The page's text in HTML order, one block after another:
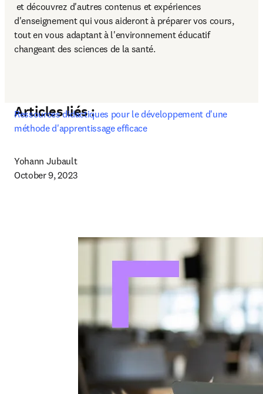
opens in new tab/window
et découvrez d'autres contenus et expériences
d'enseignement qui vous aideront à préparer vos cours,
tout en vous adaptant à l'environnement éducatif
changeant des sciences de la santé.
Articles liés :
Ressources didactiques pour le développement d'une
méthode d'apprentissage efficace
Yohann Jubault
October 9, 2023